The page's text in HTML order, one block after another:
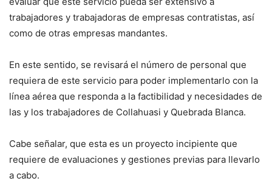
trabajadores y trabajadoras de empresas contratistas, así
como de otras empresas mandantes.
En este sentido, se revisará el número de personal que
requiera de este servicio para poder implementarlo con la
línea aérea que responda a la factibilidad y necesidades de
las y los trabajadores de Collahuasi y Quebrada Blanca.
Cabe señalar, que esta es un proyecto incipiente que
requiere de evaluaciones y gestiones previas para llevarlo
a cabo.